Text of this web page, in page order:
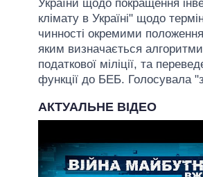
України щодо покращення
клімату в Україні" щодо
чинності окремими
яким визначається алгоритми
податкової міліції, та
функції до БЕБ. Голосувала
АКТУАЛЬНЕ ВІДЕО